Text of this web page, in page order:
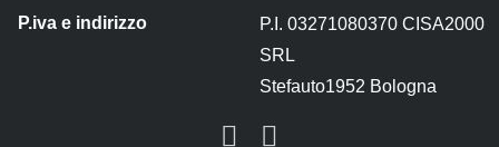
P.I. 03271080370 CISA2000
SRL
Stefauto1952 Bologna
Instagram